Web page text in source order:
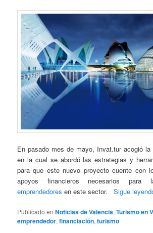
En pasado mes de mayo, Invat.tur acogió la
en la cual se abordó las estrategias y
para que este nuevo proyecto cuente con
apoyos financieros necesarios
emprendedores en este sector.Sigue
Publicado en Noticias de Valencia,Turismo en
emprendedor,financiación,turismo